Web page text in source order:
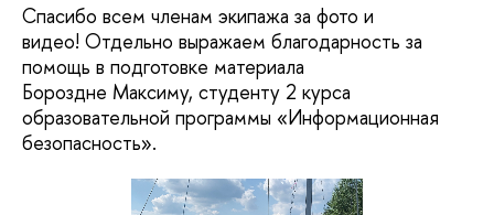
Спасибо всем членам экипажа за фото и
видео! Отдельно выражаем благодарность за
помощь в подготовке материала
Бороздне Максиму, студенту 2 курса
образовательной программы «Информационная
безопасность».